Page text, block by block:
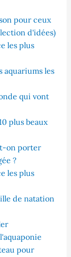
pour ceux
d'idées)
les plus
aquariums les
qui vont
plus beaux
on porter
?
les plus
de natation
pour